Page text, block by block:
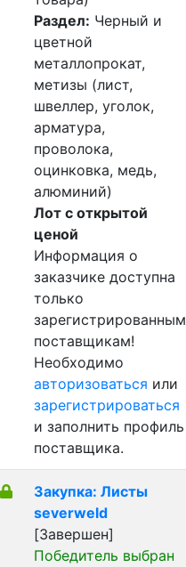
Раздел: Черный и
цветной
металлопрокат,
метизы (лист,
швеллер, уголок,
арматура,
проволока,
оцинковка, медь,
алюминий)
Лот с открытой
ценой
Информация о
заказчике доступна
только
зарегистрированным
поставщикам!
Необходимо
авторизоваться или
зарегистрироваться
и заполнить профиль
поставщика.
Закупка: Листы
severweld
[Завершен]
Победитель выбран